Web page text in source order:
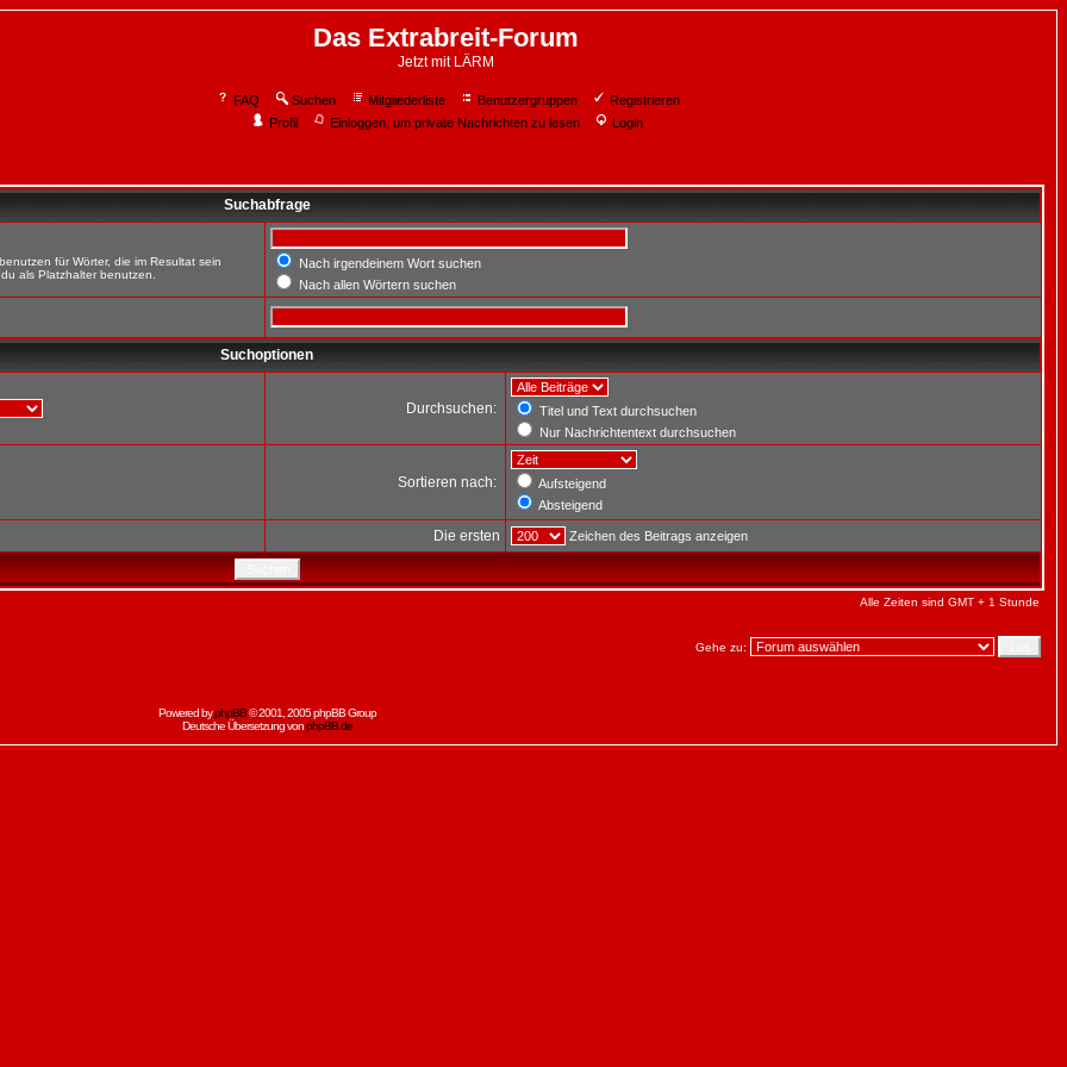
Das Extrabreit-Forum
Jetzt mit LÄRM
FAQ Suchen Mitgliederliste Benutzergruppen
Registrieren
Profil
Einloggen, um private Nachrichten zu lesen Login
Suchabfrage
für Wörter, die im Resultat sein
als Platzhalter benutzen.
Nach irgendeinem Wort suchen
Nach allen Wörtern suchen
Suchoptionen
Durchsuchen:
Titel und Text durchsuchen
Nur Nachrichtentext durchsuchen
Sortieren nach:
Aufsteigend
Absteigend
Die ersten Zeichen des Beitrags anzeigen
Alle Zeiten sind GMT + 1 Stunde
Gehe zu:
Powered byphpBB© 2001, 2005 phpBB Group
Deutsche Übersetzung vonphpBB.de